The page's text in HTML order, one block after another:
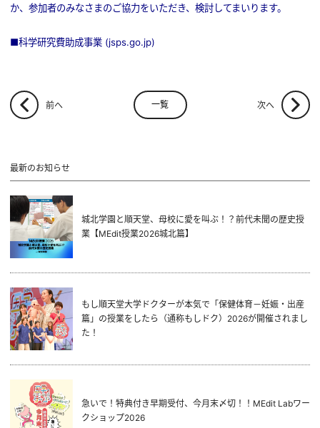
か、参加者のみなさまのご協力をいただき、検討してまいります。
■科学研究費助成事業 (jsps.go.jp)
前へ 一覧 次へ
最新のお知らせ
城北学園と順天堂、母校に愛を叫ぶ！？前代未聞の歴史授
業【MEdit授業2026城北篇】
もし順天堂大学ドクターが本気で「保健体育－妊娠・出産
篇」の授業をしたら（通称もしドク）2026が開催されまし
た！
急いで！特典付き早期受付、今月末〆切！！MEdit Labワー
クショップ2026